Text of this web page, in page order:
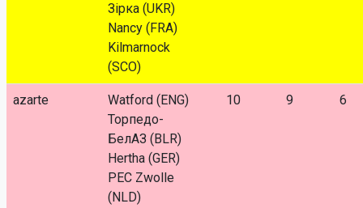
Зірка (UKR)
Nancy (FRA)
Kilmarnock
(SCO)
azarte
Watford (ENG)
Торпедо-
БелАЗ (BLR)
Hertha (GER)
PEC Zwolle
(NLD)
10 9 6